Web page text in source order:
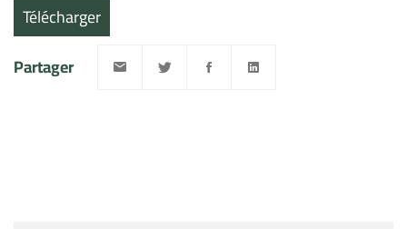
Télécharger
Partager